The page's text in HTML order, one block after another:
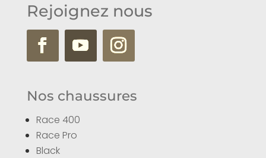
Rejoignez nous
Nos chaussures
Race 400
Race Pro
Black